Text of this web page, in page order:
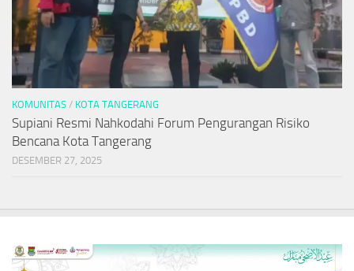
KOMUNITAS / KOTA TANGERANG
Supiani Resmi Nahkodahi Forum Pengurangan Risiko
Bencana Kota Tangerang
DESEMBER 27, 2025